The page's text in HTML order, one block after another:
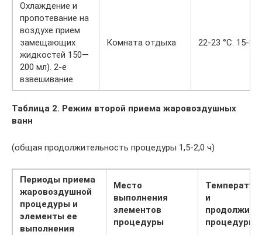
Охлаждение и
пропотевание на
воздухе прием
замещающих
жидкостей 150—
200 мл). 2-е
взвешивание
Комната отдыха 22-23 °С. 15-20
Таблица 2. Режим второй приема жаровоздушных
ванн
(общая продолжительность процедуры 1,5-2,0 ч)
Периоды приема
жаровоздушной
процедуры и
элементы ее
выполнения
Место
выполнения
элементов
процедуры
и
процедуры